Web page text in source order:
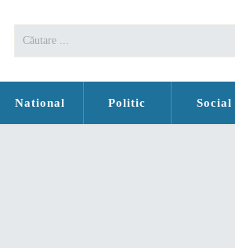
National Politic Social